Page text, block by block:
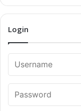
Login